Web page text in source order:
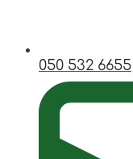
050 532 6655